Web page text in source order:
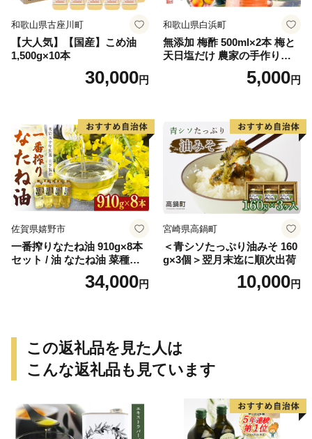
和歌山県古座川町
【大人気】【国産】こめ油
1,500g×10本
30,000円
和歌山県白浜町
無添加 梅酢 500ml×2本 梅と
天日塩だけ 農家の手作り完
5,000円
佐賀県嬉野市
一番搾りなたね油 910g×8本
セット / 油 なたね油 菜種油
ナタネ【山下製油】 [NBE00
34,000円
宮崎県高鍋町
＜青シソたっぷり油みそ 160
g×3個＞翌月末迄に順次出荷
10,000円
この返礼品を見た人は
こんな返礼品も見ています